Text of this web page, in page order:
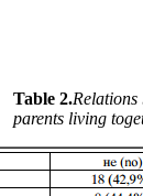
Table 2.Relations
parents living